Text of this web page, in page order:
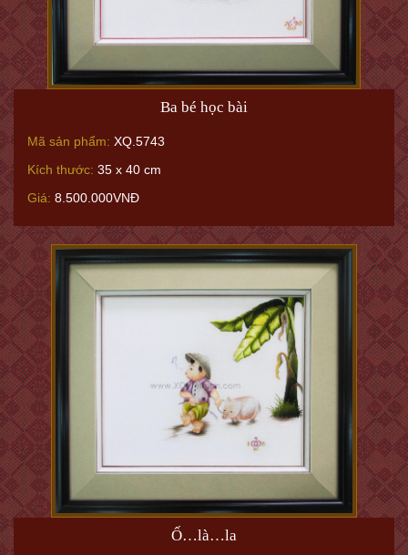
Ba bé học bài
Mã sản phẩm: XQ.5743
Kích thước: 35 x 40 cm
Giá: 8.500.000VNĐ
Ố…là…la